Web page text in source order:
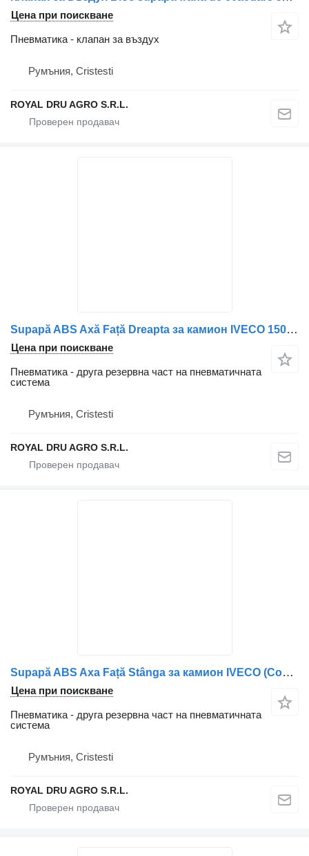
Цена при поискване
Пневматика - клапан за въздух
Румъния, Cristesti
ROYAL DRU AGRO S.R.L.
Supapă ABS Axă Față Dreapta за камион IVECO 15078 8E56
Цена при поискване
Пневматика - друга резервна част на пневматичната
система
Румъния, Cristesti
ROYAL DRU AGRO S.R.L.
Supapă ABS Axa Față Stânga за камион IVECO (Coduri: 1453761, 1524831, 41211070, 42070065, 5006034256, 5006143405, 81524526007, 5000790124, 5010151551, 5430042384, 1934978, 1195752, 1518589, 177442)
Цена при поискване
Пневматика - друга резервна част на пневматичната
система
Румъния, Cristesti
ROYAL DRU AGRO S.R.L.